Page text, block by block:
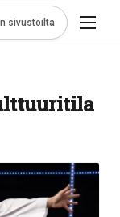
sivustoilta